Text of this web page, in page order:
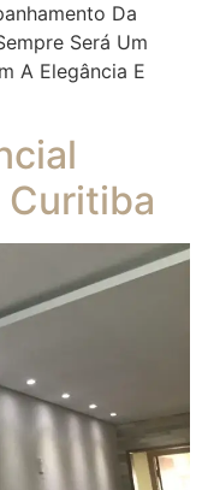
Da
Será Um
A Elegância E
Curitiba